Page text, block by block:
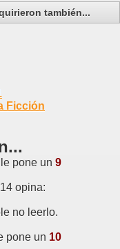
también...
Ficción
pone un 9
opina:
no leerlo.
pone un 10